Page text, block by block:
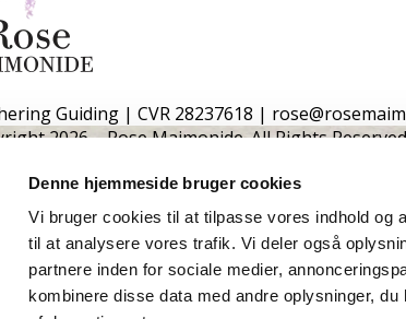
Denne hjemmeside bruger cookies
Vi bruger cookies til at tilpasse vores indhold og
til at analysere vores trafik. Vi deler også
partnere inden for sociale medier,
kombinere disse data med andre oplysninger,
Guiding | CVR 28237618 |
2026 – Rose Maimonide. All Rights